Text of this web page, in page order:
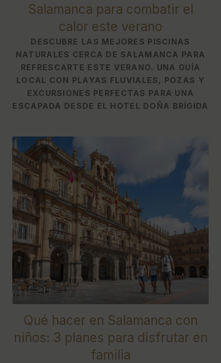
Salamanca para combatir el
calor este verano
DESCUBRE LAS MEJORES PISCINAS
NATURALES CERCA DE SALAMANCA PARA
REFRESCARTE ESTE VERANO. UNA GUÍA
LOCAL CON PLAYAS FLUVIALES, POZAS Y
EXCURSIONES PERFECTAS PARA UNA
ESCAPADA DESDE EL HOTEL DOÑA BRÍGIDA
[{"url":"https:\/\/synergy.booking-
channel.com\/api\/hotels\/622\/medias\/514#Hotel
Do\u00f1a Br\u00edgida - Salamanca
Forum_Salamanca_Qu\u00e9 hacer en Salamanca con
Qué hacer en Salamanca con
niños: 3 planes para disfrutar en
familia